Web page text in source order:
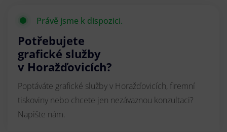
Právě jsme k dispozici.
Potřebujete
grafické služby
v Horažďovicích?
Poptáváte grafické služby v Horažďovicích, firemní
tiskoviny nebo chcete jen nezávaznou konzultaci?
Napište nám.